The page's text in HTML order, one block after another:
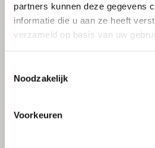
partners kunnen deze gegevens
informatie die u aan ze heeft
verzameld op basis van uw
Noodzakelijk
Voorkeuren